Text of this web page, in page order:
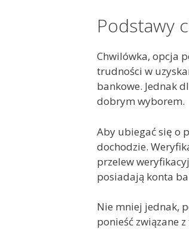
Podstawy
Chwilówka, opcja
trudności w
bankowe. Jednak
dobrym wyborem.
Aby ubiegać się o
dochodzie.
przelew
posiadają konta
Nie mniej jednak,
ponieść związane